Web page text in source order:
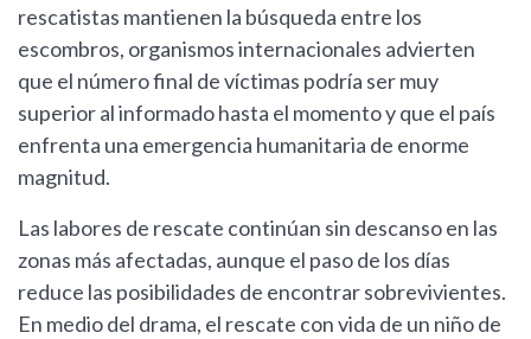
rescatistas mantienen la búsqueda entre los
escombros, organismos internacionales advierten
que el número final de víctimas podría ser muy
superior al informado hasta el momento y que el país
enfrenta una emergencia humanitaria de enorme
magnitud.
Las labores de rescate continúan sin descanso en las
zonas más afectadas, aunque el paso de los días
reduce las posibilidades de encontrar sobrevivientes.
En medio del drama, el rescate con vida de un niño de